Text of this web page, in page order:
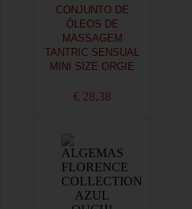
CONJUNTO DE
ÓLEOS DE
MASSAGEM
TANTRIC SENSUAL
MINI SIZE ORGIE
€ 28,38